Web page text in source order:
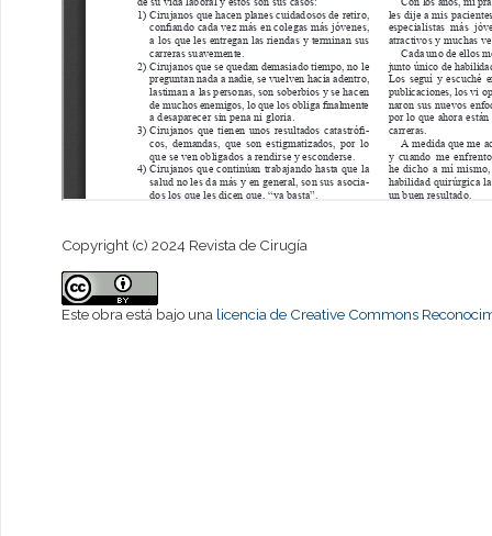
Copyright (c) 2024 Revista de Cirugía
Este obra está bajo una licencia de Creative Commons